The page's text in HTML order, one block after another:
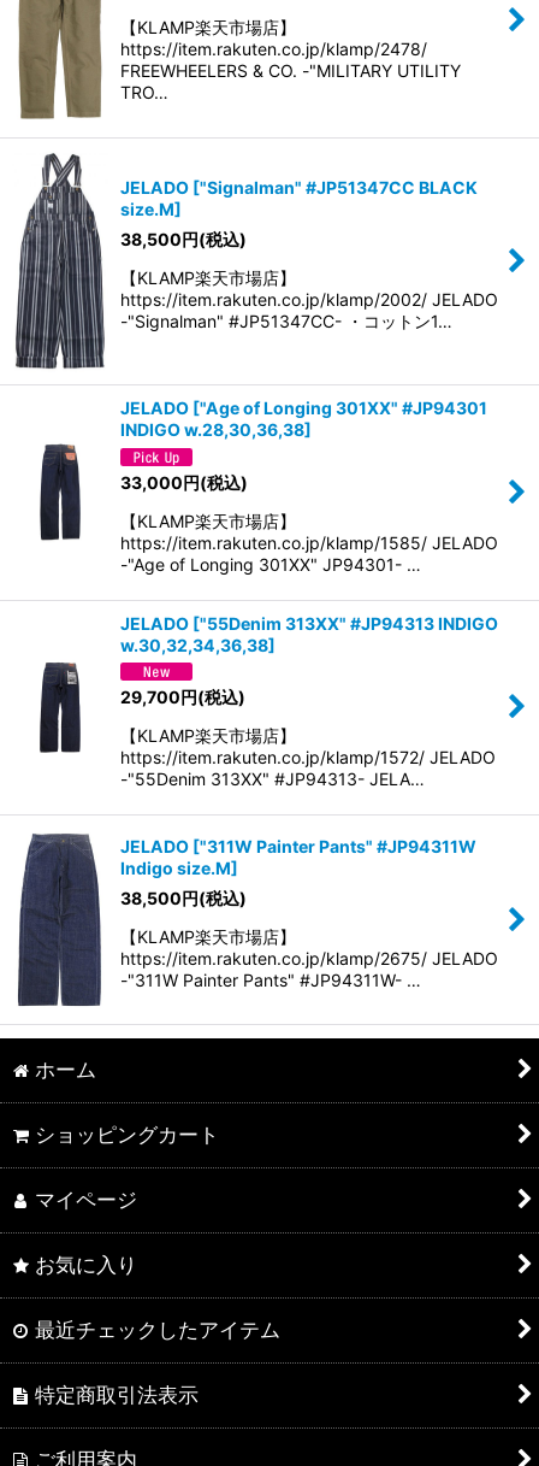
【KLAMP楽天市場店】
https://item.rakuten.co.jp/klamp/2478/
FREEWHEELERS & CO. -"MILITARY UTILITY
TRO…
JELADO ["Signalman" #JP51347CC BLACK
size.M]
38,500円(税込)
【KLAMP楽天市場店】
https://item.rakuten.co.jp/klamp/2002/ JELADO
-"Signalman" #JP51347CC- ・コットン1…
JELADO ["Age of Longing 301XX" #JP94301
INDIGO w.28,30,36,38]
33,000円(税込)
【KLAMP楽天市場店】
https://item.rakuten.co.jp/klamp/1585/ JELADO
-"Age of Longing 301XX" JP94301- …
JELADO ["55Denim 313XX" #JP94313 INDIGO
w.30,32,34,36,38]
29,700円(税込)
【KLAMP楽天市場店】
https://item.rakuten.co.jp/klamp/1572/ JELADO
-"55Denim 313XX" #JP94313- JELA…
JELADO ["311W Painter Pants" #JP94311W
Indigo size.M]
38,500円(税込)
【KLAMP楽天市場店】
https://item.rakuten.co.jp/klamp/2675/ JELADO
-"311W Painter Pants" #JP94311W- …
ホーム
ショッピングカート
マイページ
お気に入り
最近チェックしたアイテム
特定商取引法表示
ご利用案内